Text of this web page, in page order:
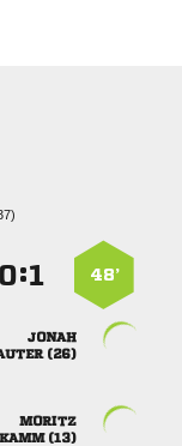
48’
:



 